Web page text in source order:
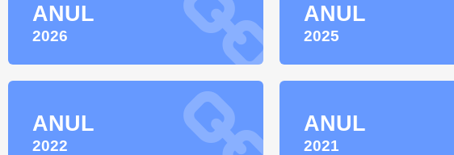
ANUL
2026
ANUL
2025
ANUL
2022
ANUL
2021